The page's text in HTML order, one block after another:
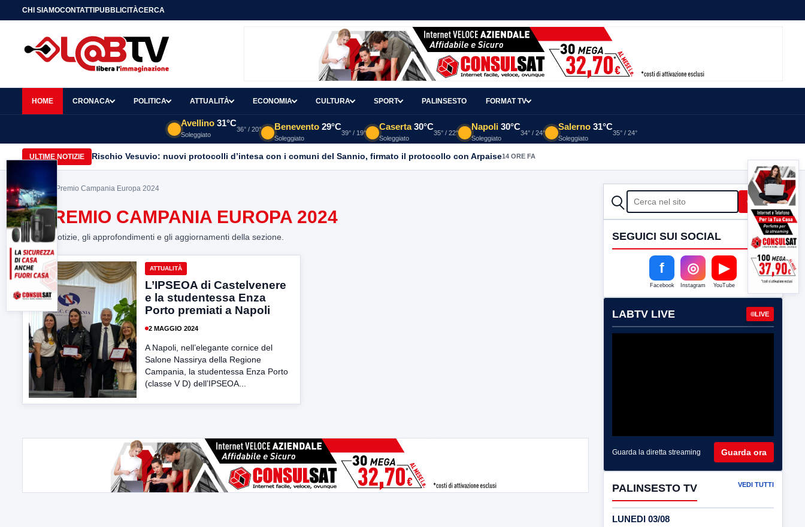
CHI SIAMOCONTATTIPUBBLICITÀCERCA
HOME CRONACA POLITICA ATTUALITÀ ECONOMIA CULTURA SPORT PALINSESTO FORMAT TV
Avellino 31°C
Soleggiato
36° / 20° Benevento 29°C
Soleggiato
39° / 19°
Caserta 30°C
Soleggiato
35° / 22°
Napoli 30°C
Soleggiato
34° / 24°
Salerno 31°C
Soleggiato
35° / 24°
ULTIME NOTIZIE Rischio Vesuvio: nuovi protocolli d’intesa con i comuni del Sannio, firmato il protocollo con Arpaise14 ORE FA
Home> o Premio Campania Europa 2024
O PREMIO CAMPANIA EUROPA 2024
Tutte le notizie, gli approfondimenti e gli aggiornamenti della sezione.
ATTUALITÀ
L’IPSEOA di Castelvenere
e la studentessa Enza
Porto premiati a Napoli
2 MAGGIO 2024
A Napoli, nell’elegante cornice del
Salone Nassirya della Regione
Campania, la studentessa Enza Porto
(classe V D) dell’IPSEOA...
CERCA Cerca
SEGUICI SUI SOCIAL
f
Facebook
◎
Instagram
▶
YouTube
LABTV LIVE LIVE
Guarda la diretta streaming Guarda ora
PALINSESTO TV VEDI TUTTI
LUNEDI 03/08